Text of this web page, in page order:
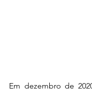
Em dezembro de